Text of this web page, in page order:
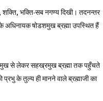
शक्ति, भक्ति-सब नगण्य दिखी। तदनन्तर
अधिनायक षोडशमुख ब्रह्मा उपस्थित हैं
से लेकर सहख्रमुख ब्रह्मा तक पहुँचते
के तुल्य ही मानने वाले ब्रह्माजी का